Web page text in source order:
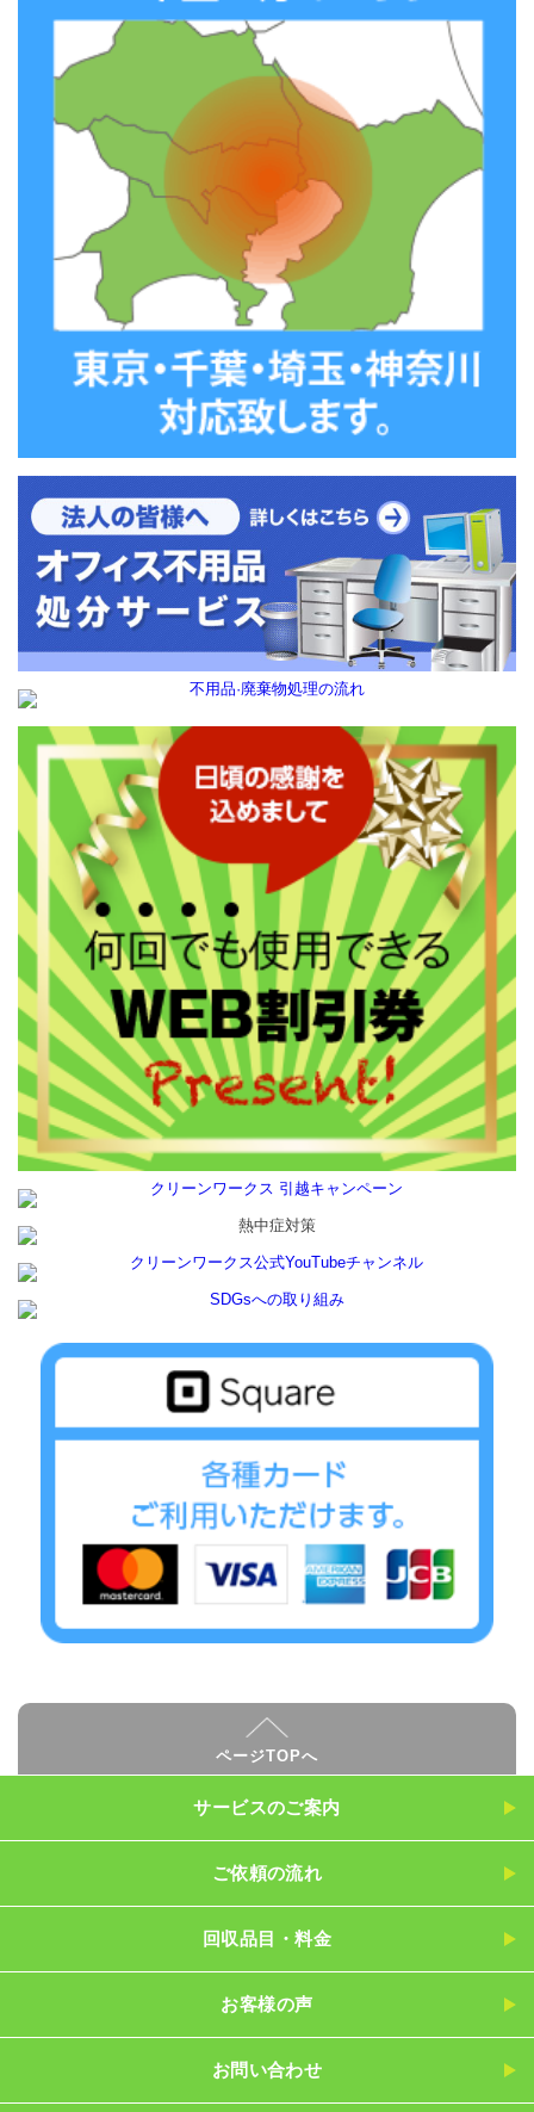
ページTOPへ
サービスのご案内
ご依頼の流れ
回収品目・料金
お客様の声
お問い合わせ